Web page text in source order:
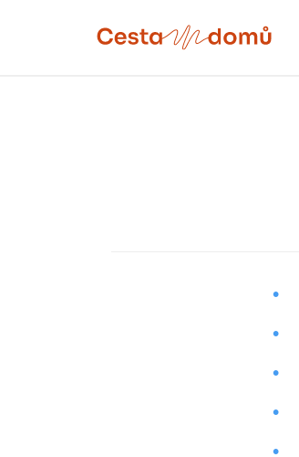
Přejít k hlavnímu obsahu